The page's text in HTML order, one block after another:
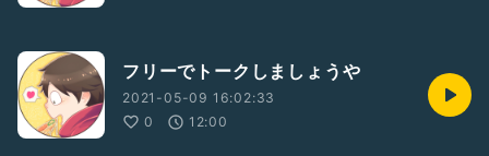
フリーでトークしましょうや
2021-05-09 16:02:33
0
12:00